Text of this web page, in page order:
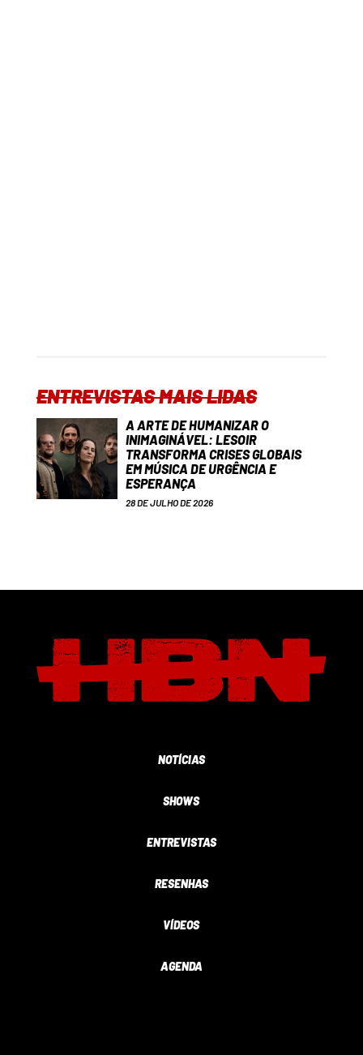
ENTREVISTAS MAIS LIDAS
A ARTE DE HUMANIZAR O
INIMAGINÁVEL: LESOIR
TRANSFORMA CRISES GLOBAIS
EM MÚSICA DE URGÊNCIA E
ESPERANÇA
28 DE JULHO DE 2026
NOTÍCIAS
SHOWS
ENTREVISTAS
RESENHAS
VÍDEOS
AGENDA